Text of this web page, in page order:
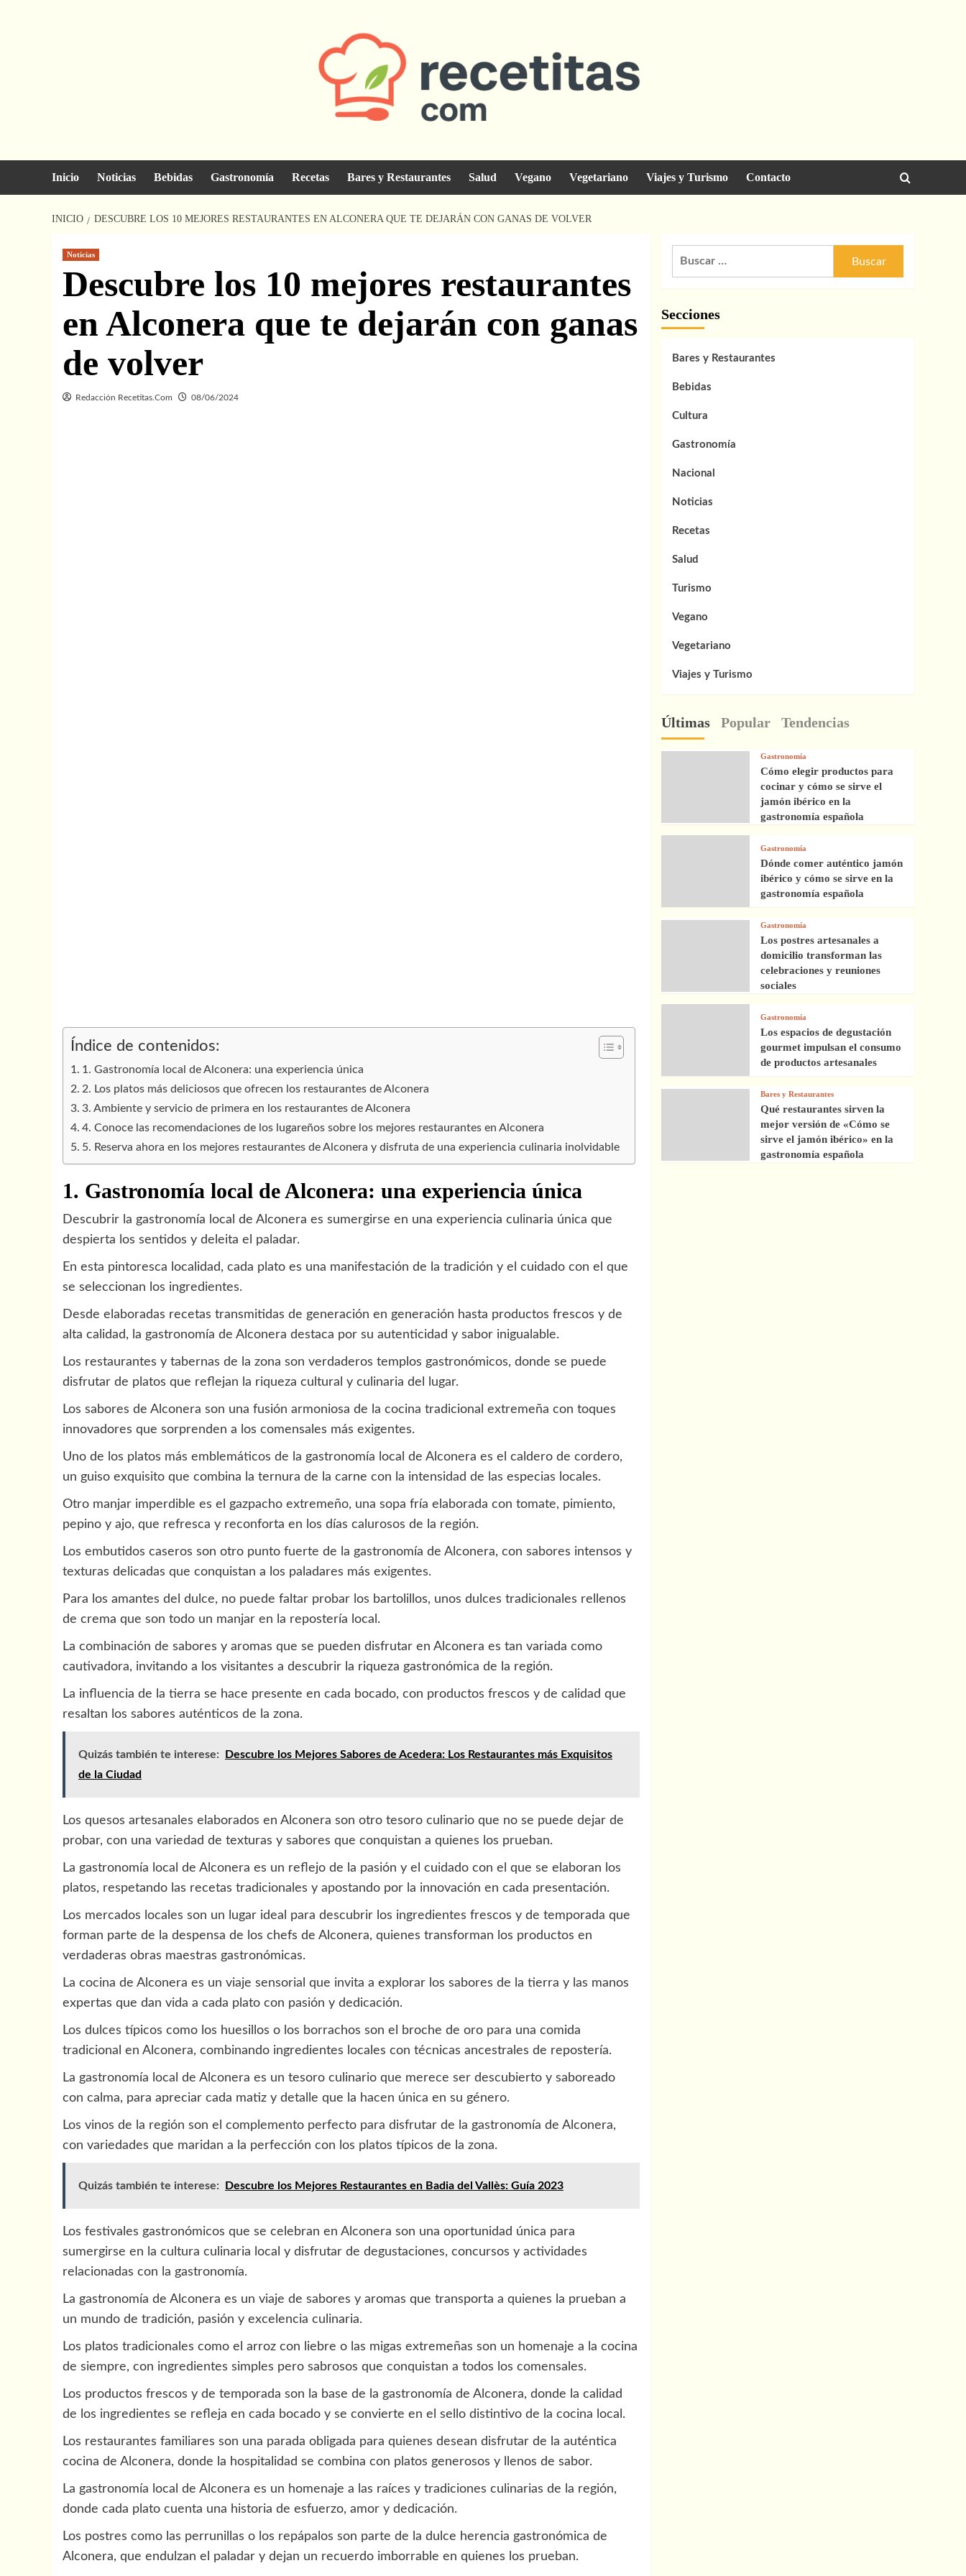
Inicio Noticias Bebidas Gastronomía Recetas Bares y Restaurantes Salud Vegano Vegetariano Viajes y Turismo Contacto
INICIO DESCUBRE LOS 10 MEJORES RESTAURANTES EN ALCONERA QUE TE DEJARÁN CON GANAS DE VOLVER
Noticias
Descubre los 10 mejores restaurantes
en Alconera que te dejarán con ganas
de volver
Redacción Recetitas.Com 08/06/2024
Índice de contenidos:
1. Gastronomía local de Alconera: una experiencia única
2. Los platos más deliciosos que ofrecen los restaurantes de Alconera
3. Ambiente y servicio de primera en los restaurantes de Alconera
4. Conoce las recomendaciones de los lugareños sobre los mejores restaurantes en Alconera
5. Reserva ahora en los mejores restaurantes de Alconera y disfruta de una experiencia culinaria inolvidable
1. Gastronomía local de Alconera: una experiencia única
Descubrir la gastronomía local de Alconera es sumergirse en una experiencia culinaria única que
despierta los sentidos y deleita el paladar.
En esta pintoresca localidad, cada plato es una manifestación de la tradición y el cuidado con el que
se seleccionan los ingredientes.
Desde elaboradas recetas transmitidas de generación en generación hasta productos frescos y de
alta calidad, la gastronomía de Alconera destaca por su autenticidad y sabor inigualable.
Los restaurantes y tabernas de la zona son verdaderos templos gastronómicos, donde se puede
disfrutar de platos que reflejan la riqueza cultural y culinaria del lugar.
Los sabores de Alconera son una fusión armoniosa de la cocina tradicional extremeña con toques
innovadores que sorprenden a los comensales más exigentes.
Uno de los platos más emblemáticos de la gastronomía local de Alconera es el caldero de cordero,
un guiso exquisito que combina la ternura de la carne con la intensidad de las especias locales.
Otro manjar imperdible es el gazpacho extremeño, una sopa fría elaborada con tomate, pimiento,
pepino y ajo, que refresca y reconforta en los días calurosos de la región.
Los embutidos caseros son otro punto fuerte de la gastronomía de Alconera, con sabores intensos y
texturas delicadas que conquistan a los paladares más exigentes.
Para los amantes del dulce, no puede faltar probar los bartolillos, unos dulces tradicionales rellenos
de crema que son todo un manjar en la repostería local.
La combinación de sabores y aromas que se pueden disfrutar en Alconera es tan variada como
cautivadora, invitando a los visitantes a descubrir la riqueza gastronómica de la región.
La influencia de la tierra se hace presente en cada bocado, con productos frescos y de calidad que
resaltan los sabores auténticos de la zona.
Quizás también te interese:
Descubre los Mejores Sabores de Acedera: Los Restaurantes más Exquisitos
de la Ciudad
Los quesos artesanales elaborados en Alconera son otro tesoro culinario que no se puede dejar de
probar, con una variedad de texturas y sabores que conquistan a quienes los prueban.
La gastronomía local de Alconera es un reflejo de la pasión y el cuidado con el que se elaboran los
platos, respetando las recetas tradicionales y apostando por la innovación en cada presentación.
Los mercados locales son un lugar ideal para descubrir los ingredientes frescos y de temporada que
forman parte de la despensa de los chefs de Alconera, quienes transforman los productos en
verdaderas obras maestras gastronómicas.
La cocina de Alconera es un viaje sensorial que invita a explorar los sabores de la tierra y las manos
expertas que dan vida a cada plato con pasión y dedicación.
Los dulces típicos como los huesillos o los borrachos son el broche de oro para una comida
tradicional en Alconera, combinando ingredientes locales con técnicas ancestrales de repostería.
La gastronomía local de Alconera es un tesoro culinario que merece ser descubierto y saboreado
con calma, para apreciar cada matiz y detalle que la hacen única en su género.
Los vinos de la región son el complemento perfecto para disfrutar de la gastronomía de Alconera,
con variedades que maridan a la perfección con los platos típicos de la zona.
Quizás también te interese: Descubre los Mejores Restaurantes en Badia del Vallès: Guía 2023
Los festivales gastronómicos que se celebran en Alconera son una oportunidad única para
sumergirse en la cultura culinaria local y disfrutar de degustaciones, concursos y actividades
relacionadas con la gastronomía.
La gastronomía de Alconera es un viaje de sabores y aromas que transporta a quienes la prueban a
un mundo de tradición, pasión y excelencia culinaria.
Los platos tradicionales como el arroz con liebre o las migas extremeñas son un homenaje a la cocina
de siempre, con ingredientes simples pero sabrosos que conquistan a todos los comensales.
Los productos frescos y de temporada son la base de la gastronomía de Alconera, donde la calidad
de los ingredientes se refleja en cada bocado y se convierte en el sello distintivo de la cocina local.
Los restaurantes familiares son una parada obligada para quienes desean disfrutar de la auténtica
cocina de Alconera, donde la hospitalidad se combina con platos generosos y llenos de sabor.
La gastronomía local de Alconera es un homenaje a las raíces y tradiciones culinarias de la región,
donde cada plato cuenta una historia de esfuerzo, amor y dedicación.
Los postres como las perrunillas o los repápalos son parte de la dulce herencia gastronómica de
Alconera, que endulzan el paladar y dejan un recuerdo imborrable en quienes los prueban.
Secciones
Bares y Restaurantes
Bebidas
Cultura
Gastronomía
Nacional
Noticias
Recetas
Salud
Turismo
Vegano
Vegetariano
Viajes y Turismo
Últimas Popular Tendencias
Gastronomía
Cómo elegir productos para
cocinar y cómo se sirve el
jamón ibérico en la
gastronomía española
Gastronomía
Dónde comer auténtico jamón
ibérico y cómo se sirve en la
gastronomía española
Gastronomía
Los postres artesanales a
domicilio transforman las
celebraciones y reuniones
sociales
Gastronomía
Los espacios de degustación
gourmet impulsan el consumo
de productos artesanales
Bares y Restaurantes
Qué restaurantes sirven la
mejor versión de «Cómo se
sirve el jamón ibérico» en la
gastronomía española